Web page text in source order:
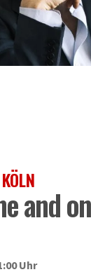
and
Uhr